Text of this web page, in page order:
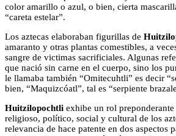
color amarillo o azul, o bien, cierta
“careta estelar”.
Los aztecas elaboraban figurillas de
amaranto y otras plantas comestibles, a
sangre de victimas sacrificiales. Algunas
que nació sin carne en el cuerpo, sino los
le llamaba también “Omitecuhtli” es decir
bien, “Maquizcóatl”, tal es “serpiente
Huitzilopochtli exhibe un rol
religioso, político, social y cultural de los
relevancia de hace patente en dos aspectos